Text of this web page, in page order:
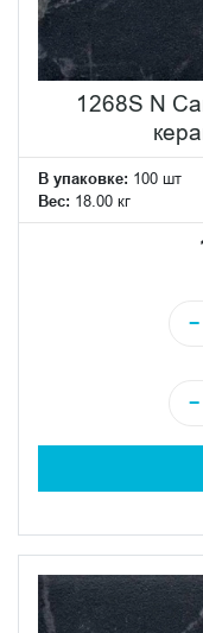
1268S N
В упаковке: 100 шт
Вес: 18.00 кг
−
−